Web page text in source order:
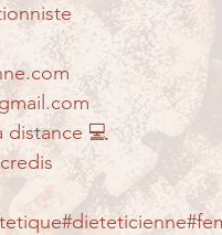
distance 💻